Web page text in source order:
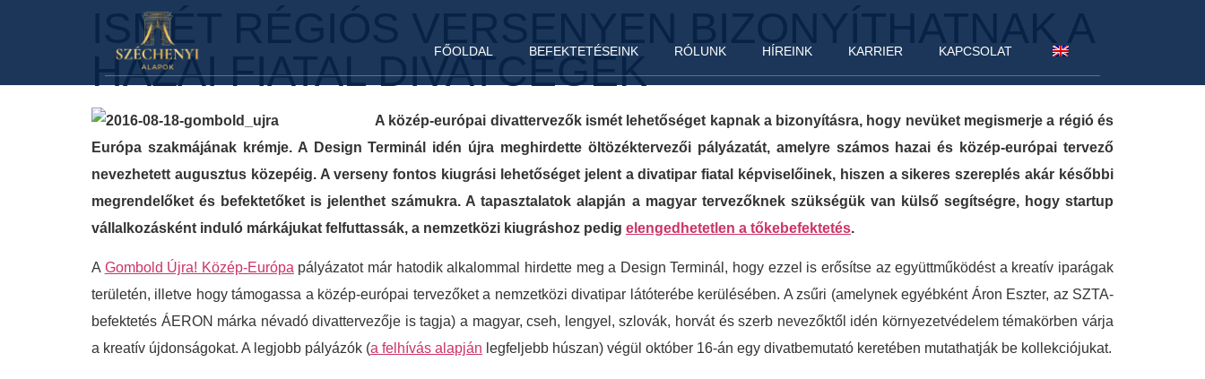
FŐOLDAL BEFEKTETÉSEINK RÓLUNK HÍREINK KARRIER KAPCSOLAT
ISMÉT RÉGIÓS VERSENYEN BIZONYÍTHATNAK A
HAZAI FIATAL DIVATCÉGEK
A közép-európai divattervezők ismét lehetőséget kapnak a bizonyításra, hogy nevüket megismerje a régió és
Európa szakmájának krémje. A Design Terminál idén újra meghirdette öltözéktervezői pályázatát, amelyre számos hazai és közép-európai tervező
nevezhetett augusztus közepéig. A verseny fontos kiugrási lehetőséget jelent a divatipar fiatal képviselőinek, hiszen a sikeres szereplés akár későbbi
megrendelőket és befektetőket is jelenthet számukra. A tapasztalatok alapján a magyar tervezőknek szükségük van külső segítségre, hogy startup
vállalkozásként induló márkájukat felfuttassák, a nemzetközi kiugráshoz pedig elengedhetetlen a tőkebefektetés.
A Gombold Újra! Közép-Európa pályázatot már hatodik alkalommal hirdette meg a Design Terminál, hogy ezzel is erősítse az együttműködést a kreatív iparágak
területén, illetve hogy támogassa a közép-európai tervezőket a nemzetközi divatipar látóterébe kerülésében. A zsűri (amelynek egyébként Áron Eszter, az SZTA-
befektetés ÁERON márka névadó divattervezője is tagja) a magyar, cseh, lengyel, szlovák, horvát és szerb nevezőktől idén környezetvédelem témakörben várja
a kreatív újdonságokat. A legjobb pályázók (a felhívás alapján legfeljebb húszan) végül október 16-án egy divatbemutató keretében mutathatják be kollekciójukat.